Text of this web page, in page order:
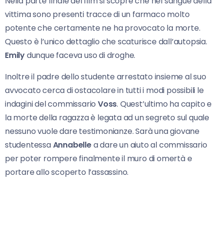
vittima sono presenti tracce di un farmaco molto
potente che certamente ne ha provocato la morte.
Questo è l’unico dettaglio che scaturisce dall’autopsia.
Emilydunque faceva uso di droghe.
Inoltre il padre dello studente arrestato insieme al suo
avvocato cerca di ostacolare in tutti i modi possibili le
indagini del commissarioVoss. Quest’ultimo ha capito e
la morte della ragazza è legata ad un segreto sul quale
nessuno vuole dare testimonianze. Sarà una giovane
studentessaAnnabellea dare un aiuto al commissario
per poter rompere finalmente il muro di omertà e
portare allo scoperto l’assassino.